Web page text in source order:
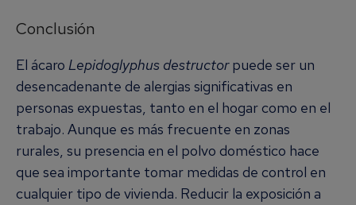
Conclusión
El ácaro Lepidoglyphus destructorpuede ser un
desencadenante de alergias significativas en
personas expuestas, tanto en el hogar como en el
trabajo. Aunque es más frecuente en zonas
rurales, su presencia en el polvo doméstico hace
que sea importante tomar medidas de control en
cualquier tipo de vivienda. Reducir la exposición a